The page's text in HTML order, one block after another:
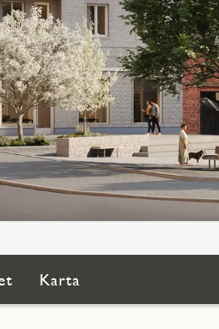
Karta